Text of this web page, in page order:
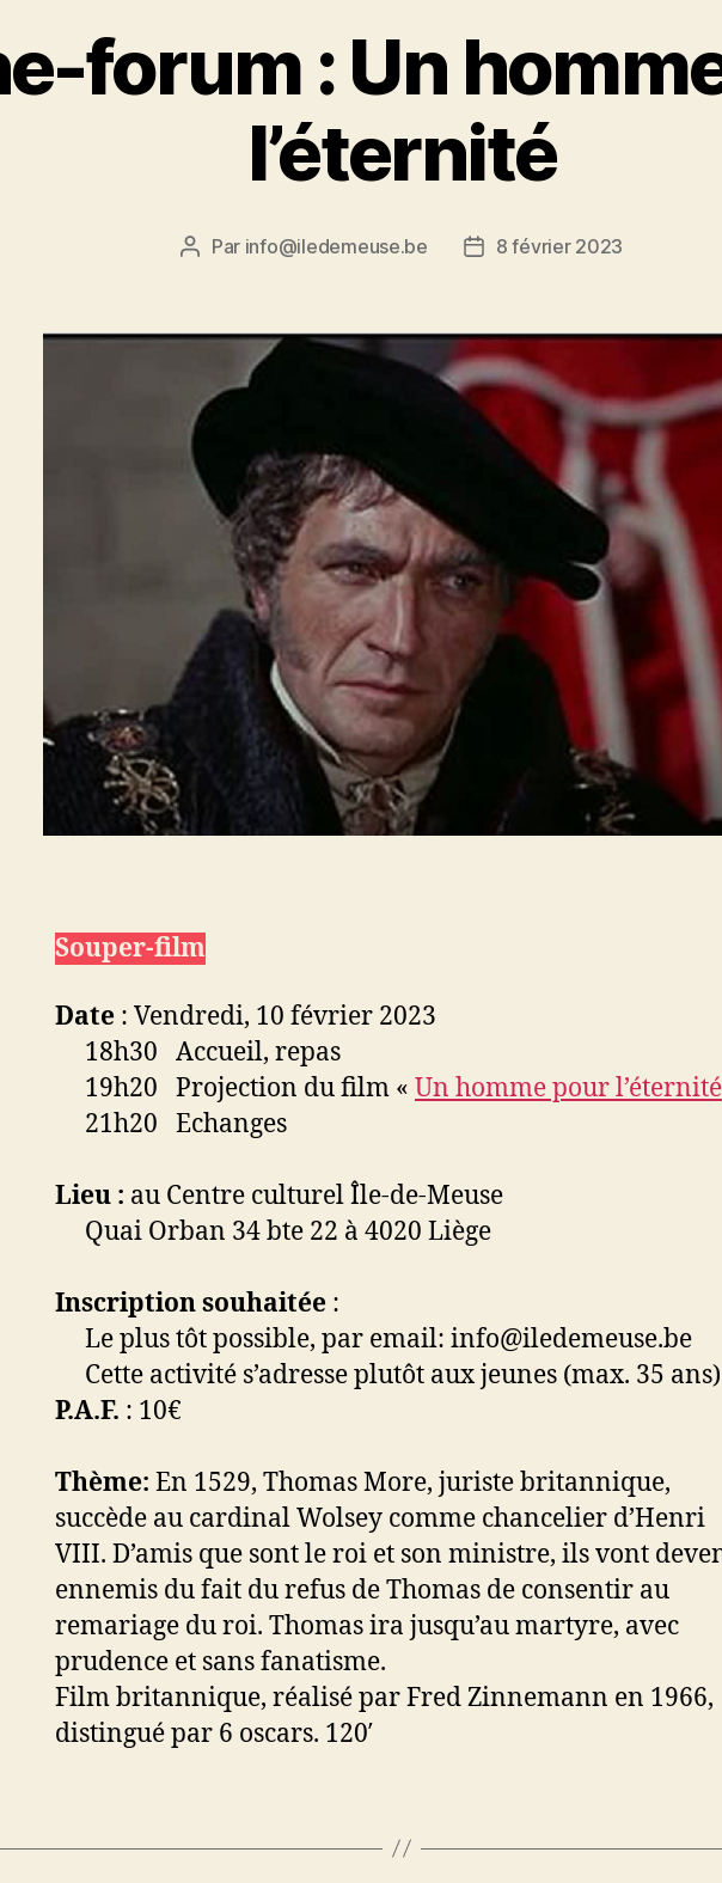
forum : Un
l’éternité
Auteur
Par info@iledemeuse.be
Date8 février 2023
Souper-film
Date : Vendredi, 10 février 2023
18h30 Accueil, repas
19h20 Projection du film « Un homme pour l’éternité
21h20 Echanges
Lieu : au Centre culturel Île-de-Meuse
Quai Orban 34 bte 22 à 4020 Liège
Inscription souhaitée :
Le plus tôt possible, par email: info@iledemeuse.be
Cette activité s’adresse plutôt aux jeunes (max. 35
P.A.F. : 10€
Thème: En 1529, Thomas More, juriste britannique,
succède au cardinal Wolsey comme chancelier d’Henri
VIII. D’amis que sont le roi et son ministre, ils vont
ennemis du fait du refus de Thomas de consentir au
remariage du roi. Thomas ira jusqu’au martyre, avec
prudence et sans fanatisme.
Film britannique, réalisé par Fred Zinnemann en 1966,
distingué par 6 oscars. 120′